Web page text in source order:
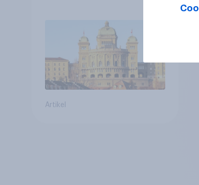
für Annahme des
Zivildienstgesetz sinken
Artikel